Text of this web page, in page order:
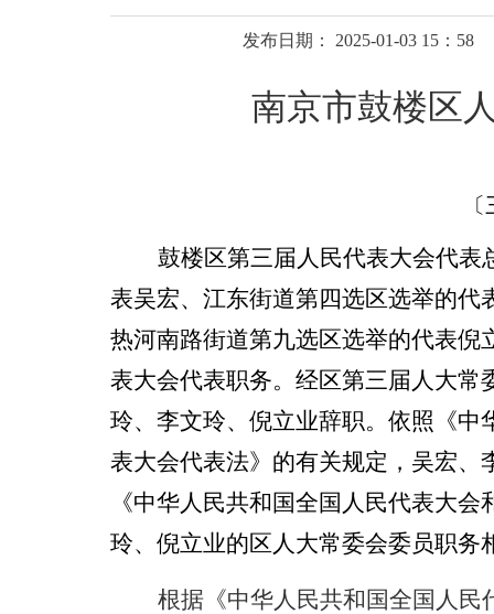
发布日期： 2025-01-03 15：58
南京市鼓楼区
鼓楼区第三届人民代表大会代表
表吴宏、江东街道第四选区选举的
热河南路街道第九选区选举的代表
表大会代表职务。经区第三届人大
玲、李文玲、倪立业辞职。依照《
表大会代表法》的有关规定，吴宏
《中华人民共和国全国人民代表大
玲、倪立业的区人大常委会委员职务
根据《中华人民共和国全国人